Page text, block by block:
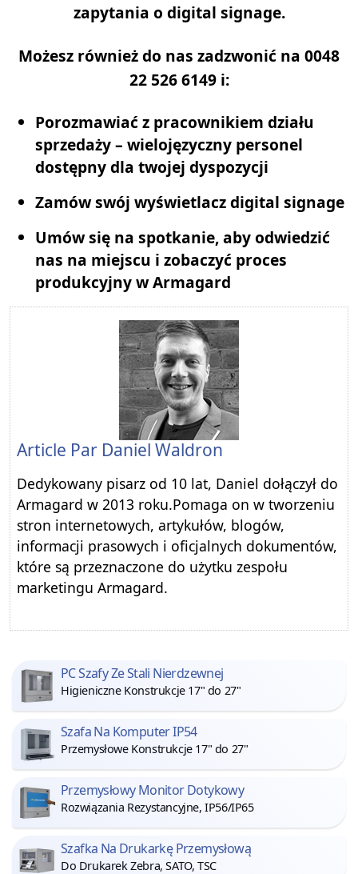
zapytania o digital signage.
Możesz również do nas zadzwonić na 0048
22 526 6149 i:
Porozmawiać z pracownikiem działu
sprzedaży – wielojęzyczny personel
dostępny dla twojej dyspozycji
Zamów swój wyświetlacz digital signage
Umów się na spotkanie, aby odwiedzić
nas na miejscu i zobaczyć proces
produkcyjny w Armagard
Article Par Daniel Waldron
Dedykowany pisarz od 10 lat, Daniel dołączył do
Armagard w 2013 roku.Pomaga on w tworzeniu
stron internetowych, artykułów, blogów,
informacji prasowych i oficjalnych dokumentów,
które są przeznaczone do użytku zespołu
marketingu Armagard.
PC Szafy Ze Stali Nierdzewnej
Higieniczne Konstrukcje 17" do 27"
Szafa Na Komputer IP54
Przemysłowe Konstrukcje 17" do 27"
Przemysłowy Monitor Dotykowy
Rozwiązania Rezystancyjne, IP56/IP65
Szafka Na Drukarkę Przemysłową
Do Drukarek Zebra, SATO, TSC